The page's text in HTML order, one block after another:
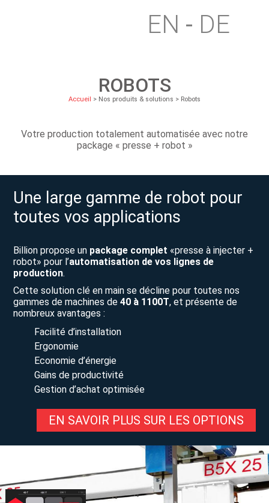
EN DE
ROBOTS
Accueil > Nos produits & solutions > Robots
Votre production totalement automatisée avec notre
package « presse + robot »
Une large gamme de robot pour
toutes vos applications
Billion propose un package complet «presse à injecter +
robot» pour l’automatisation de vos lignes de
production.
Cette solution clé en main se décline pour toutes nos
gammes de machines de40 à 1100T, et présente de
nombreux avantages :
Facilité d’installation
Ergonomie
Economie d’énergie
Gains de productivité
Gestion d’achat optimisée
EN SAVOIR PLUS SUR LES OPTIONS